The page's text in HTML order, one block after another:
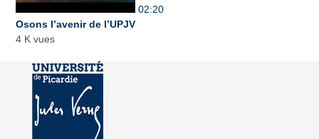
02:20
Osons l’avenir de l’UPJV
4 K vues